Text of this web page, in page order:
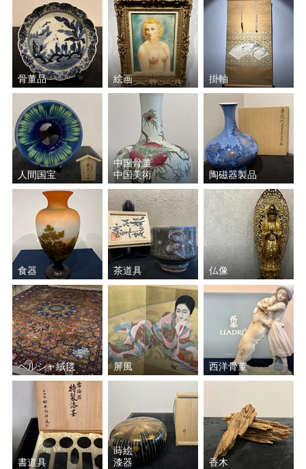
骨董品 絵画 掛軸
人間国宝
中国骨董
中国美術
陶磁器製品
食器 茶道具 仏像
ペルシャ絨毯 屏風 西洋骨董
書道具
蒔絵
漆器
香木